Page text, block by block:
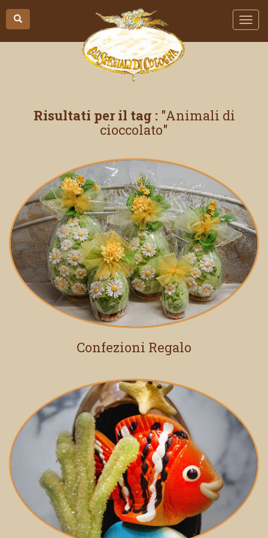
Risultati per il tag : Animali di
cioccolato
Confezioni Regalo